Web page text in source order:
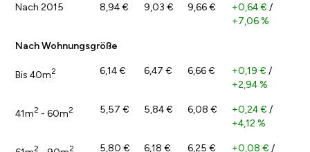
Nach 2015 8,94 € 9,03 € 9,66 € +0,64 € /
+7,06 %
Nach Wohnungsgröße
Bis 40m2 6,14 € 6,47 € 6,66 € +0,19 € /
+2,94 %
41m2 - 60m2 5,57 € 5,84 € 6,08 € +0,24 € /
+4,12 %
2 2 5,80 € 6,18 € 6,25 € +0,08 € /